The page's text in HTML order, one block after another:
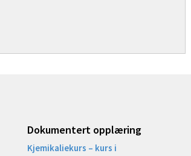
Dokumentert opplæring
Kjemikaliekurs – kurs i